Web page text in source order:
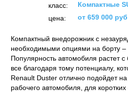
класс:
Компактные
цена:
от 659 000 руб
Компактный внедорожник с
необходимыми опциями на борту –
Популярность автомобиля растет
все благодаря тому потенциалу,
Renault Duster отлично подойдет
рабочего автомобиля, для